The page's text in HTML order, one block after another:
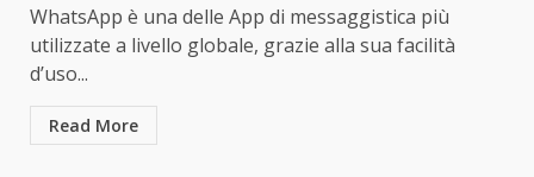
WhatsApp è una delle App di messaggistica più
utilizzate a livello globale, grazie alla sua facilità
d’uso...
Read More